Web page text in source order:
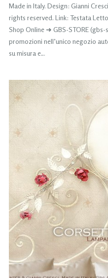
Made in Italy. Design: Gianni
rights reserved. Link: Testata
Shop Online ➜ GBS-STORE
promozioni nell’unico negozio
su misura e…